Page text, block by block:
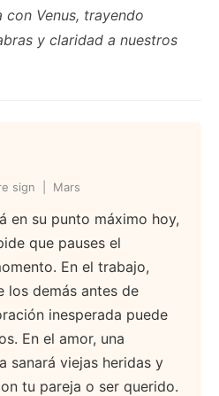
Venus, trayendo
y claridad a nuestros
sign | Mars
en su punto máximo hoy,
que pauses el
En el trabajo,
los demás antes de
inesperada puede
En el amor, una
sanará viejas heridas y
tu pareja o ser querido.